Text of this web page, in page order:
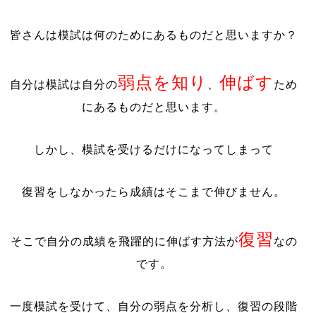
皆さんは模試は何のためにあるものだと思いますか？
自分は模試は自分の弱点を知り 、伸ばす ため
にあるものだと思います。
しかし、模試を受けるだけになってしまって
復習をしなかったら成績はそこまで伸びません。
そこで自分の成績を飛躍的に伸ばす方法が復習 なの
です。
一度模試を受けて、自分の弱点を分析し、復習の段階